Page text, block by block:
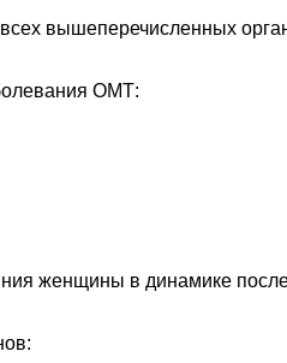
вышеперечисленных
ОМТ:
женщины в динамике